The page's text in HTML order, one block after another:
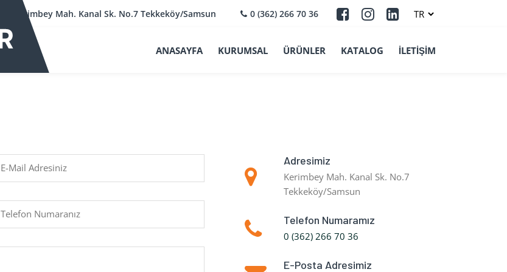
Kerimbey Mah. Kanal Sk. No.7 Tekkeköy/Samsun 0 (362) 266 70 36
ANASAYFA KURUMSAL ÜRÜNLER KATALOG İLETİŞİM
E-Mail Adresiniz
Telefon Numaranız
Adresimiz
Kerimbey Mah. Kanal Sk. No.7
Tekkeköy/Samsun
Telefon Numaramız
0 (362) 266 70 36
E-Posta Adresimiz